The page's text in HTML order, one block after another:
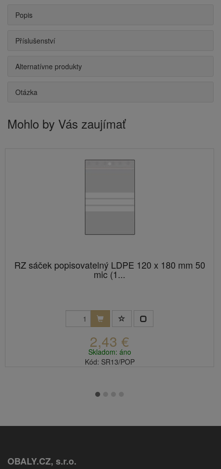
Popis
Příslušenství
Alternatívne produkty
Otázka
Mohlo by Vás zaujímať
RZ sáček popisovatelný LDPE 120 x 180 mm 50
mic (1...
2,43 €
Skladom: áno
Kód: SR13/POP
OBALY.CZ, s.r.o.